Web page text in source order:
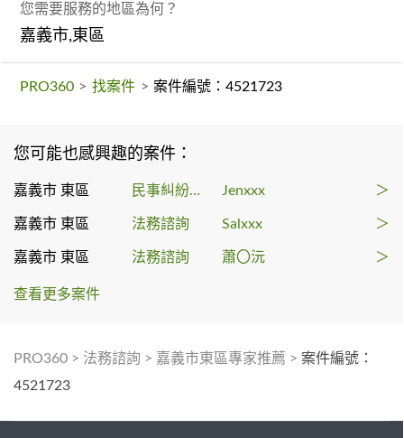
您需要服務的地區為何？
嘉義市,東區
PRO360 > 找案件 > 案件編號：4521723
您可能也感興趣的案件：
嘉義市 東區 民事糾紛處理 Jenxxx ＞
嘉義市 東區 法務諮詢 Salxxx ＞
嘉義市 東區 法務諮詢 蕭〇沅 ＞
查看更多案件
PRO360 > 法務諮詢 > 嘉義市東區專家推薦 > 案件編號：
4521723